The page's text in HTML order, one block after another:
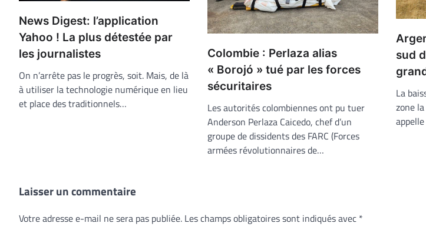
News Digest: l’application
Yahoo ! La plus détestée par
les journalistes
On n’arrête pas le progrès, soit. Mais, de là
à utiliser la technologie numérique en lieu
et place des traditionnels…
Colombie : Perlaza alias
« Borojó » tué par les forces
sécuritaires
Les autorités colombiennes ont pu tuer
Anderson Perlaza Caicedo, chef d’un
groupe de dissidents des FARC (Forces
armées révolutionnaires de…
sud
La
zone
Laisser un commentaire
Votre adresse e-mail ne sera pas publiée. Les champs obligatoires sont indiqués avec *